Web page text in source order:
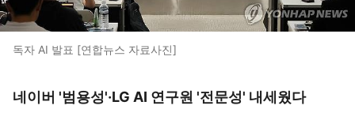
독자 AI 발표 [연합뉴스 자료사진]
네이버 '범용성'·LG AI 연구원 '전문성' 내세웠다